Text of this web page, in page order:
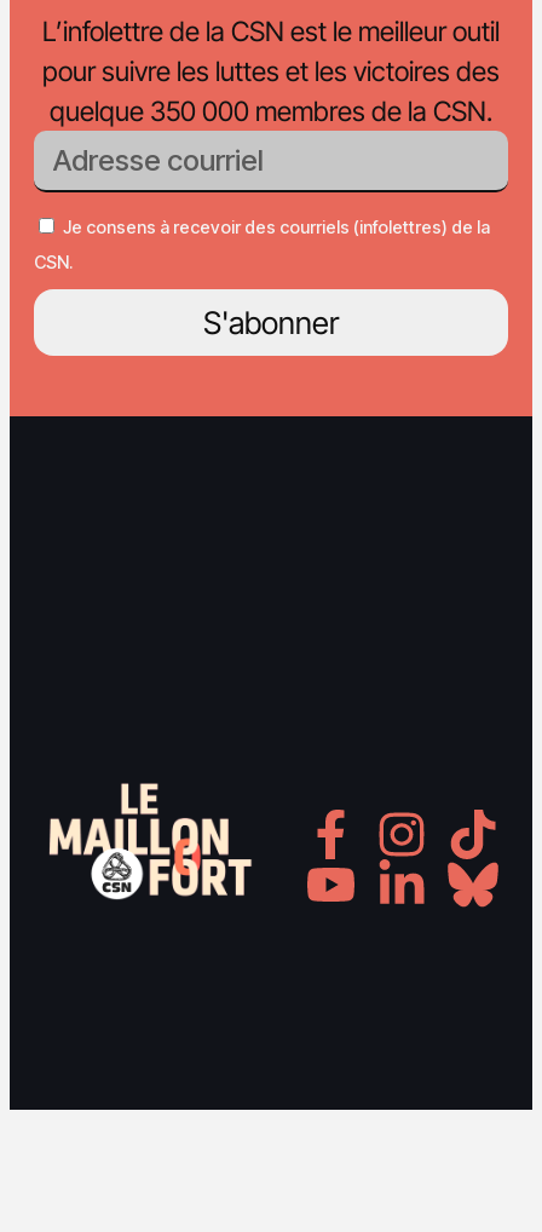
L’infolettre de la CSN est le meilleur outil
pour suivre les luttes et les victoires des
quelque 350 000 membres de la CSN.
Je consens à recevoir des courriels (infolettres) de la
CSN.
S'abonner